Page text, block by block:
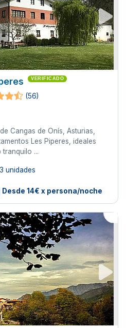
VERIFICADO
(56)
Cangas de Onís, Asturias,
Les Piperes, ideales
...
3 unidades
Desde 14€ x persona/noche